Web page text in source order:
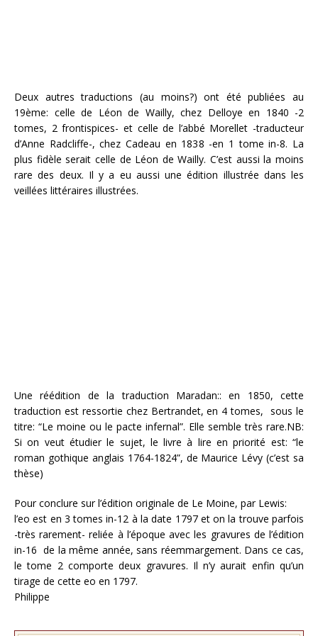
Deux autres traductions (au moins?) ont été publiées au
19ème: celle de Léon de Wailly, chez Delloye en 1840 -2
tomes, 2 frontispices- et celle de l’abbé Morellet -traducteur
d’Anne Radcliffe-, chez Cadeau en 1838 -en 1 tome in-8. La
plus fidèle serait celle de Léon de Wailly. C’est aussi la moins
rare des deux. Il y a eu aussi une édition illustrée dans les
veillées littéraires illustrées.
Une réédition de la traduction Maradan:: en 1850, cette
traduction est ressortie chez Bertrandet, en 4 tomes, sous le
titre: “Le moine ou le pacte infernal”. Elle semble très rare.NB:
Si on veut étudier le sujet, le livre à lire en priorité est: “le
roman gothique anglais 1764-1824”, de Maurice Lévy (c’est sa
thèse)
Pour conclure sur l’édition originale de Le Moine, par Lewis:
l’eo est en 3 tomes in-12 à la date 1797 et on la trouve parfois
-très rarement- reliée à l’époque avec les gravures de l’édition
in-16 de la même année, sans réemmargement. Dans ce cas,
le tome 2 comporte deux gravures. Il n’y aurait enfin qu’un
tirage de cette eo en 1797.
Philippe